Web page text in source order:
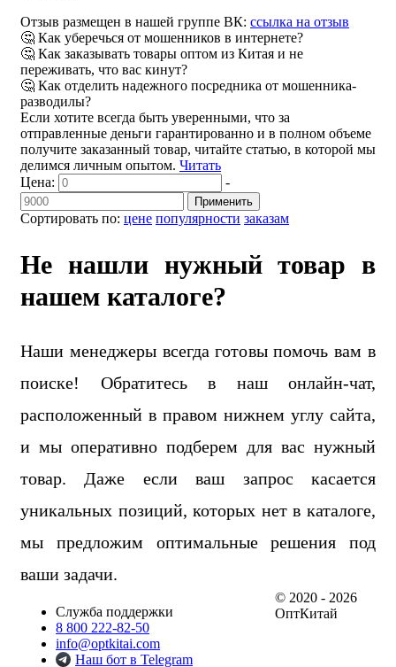
Отзыв размещен в нашей группе ВК: ссылка на отзыв
🤔 Как уберечься от мошенников в интернете?
🤔 Как заказывать товары оптом из Китая и не
переживать, что вас кинут?
🤔 Как отделить надежного посредника от мошенника-
разводилы?
Если хотите всегда быть уверенными, что за
отправленные деньги гарантированно и в полном объеме
получите заказанный товар, читайте статью, в которой мы
делимся личным опытом. Читать
Сортировать по: цене популярности заказам
Цена: -
Применить
Не нашли нужный товар в
нашем каталоге?
Наши менеджеры всегда готовы помочь вам в
поиске! Обратитесь в наш онлайн-чат,
расположенный в правом нижнем углу сайта,
и мы оперативно подберем для вас нужный
товар. Даже если ваш запрос касается
уникальных позиций, которых нет в каталоге,
мы предложим оптимальные решения под
ваши задачи.
Служба поддержки
8 800 222-82-50
info@optkitai.com
Наш бот в Telegram
© 2020 - 2026
ОптКитай